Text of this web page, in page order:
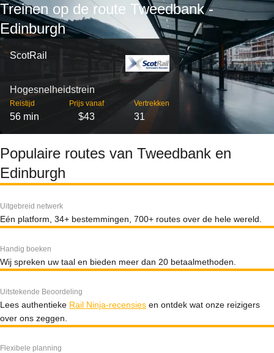
Treinen op de route Tweedbank -
Edinburgh
ScotRail
Hogesnelheidstrein
Reistijd
56 min
Prijs vanaf
$43
Vertrekken
31
Populaire routes van Tweedbank en
Edinburgh
Uitgebreid netwerk
Eén platform, 34+ bestemmingen, 700+ routes over de hele wereld.
Handig boeken
Wij spreken uw taal en bieden meer dan 20 betaalmethoden.
Uitstekende Beoordeling
Lees authentieke Rail Ninja-recensies en ontdek wat onze reizigers
over ons zeggen.
Flexibele planning